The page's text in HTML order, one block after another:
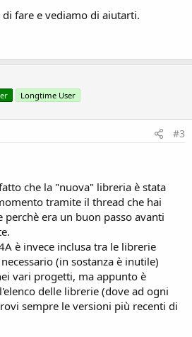
fare e vediamo di aiutarti.
Longtime User
#3
che la "nuova" libreria è stata
tramite il thread che hai
era un buon passo avanti
è invece inclusa tra le librerie
(in sostanza è inutile)
vari progetti, ma appunto è
delle librerie (dove ad ogni
sempre le versioni più recenti di